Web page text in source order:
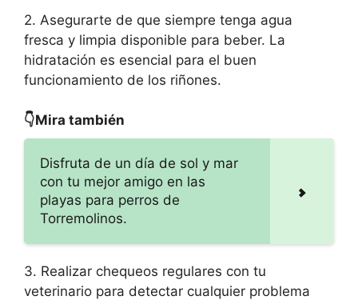
2. Asegurarte de que siempre tenga agua
fresca y limpia disponible para beber. La
hidratación es esencial para el buen
funcionamiento de los riñones.
👇Mira también
Disfruta de un día de sol y mar
con tu mejor amigo en las
playas para perros de
Torremolinos.
3. Realizar chequeos regulares con tu
veterinario para detectar cualquier problema